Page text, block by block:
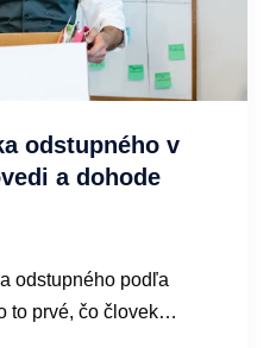
odstupného v
a dohode
odstupného podľa
to prvé, čo človek…